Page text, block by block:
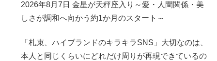
2026年8月7日 金星が天秤座入り～愛・人間関係・美
しさが調和へ向かう約1か月のスタート～
「札束、ハイブランドのキラキラSNS」大切なのは、
本人と同じくらいにどれだけ周りが再現できているの